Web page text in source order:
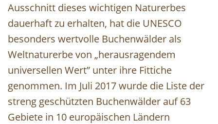
Ausschnitt dieses wichtigen Naturerbes
dauerhaft zu erhalten, hat die UNESCO
besonders wertvolle Buchenwälder als
Weltnaturerbe von „herausragendem
universellen Wert” unter ihre Fittiche
genommen. Im Juli 2017 wurde die Liste der
streng geschützten Buchenwälder auf 63
Gebiete in 10 europäischen Ländern